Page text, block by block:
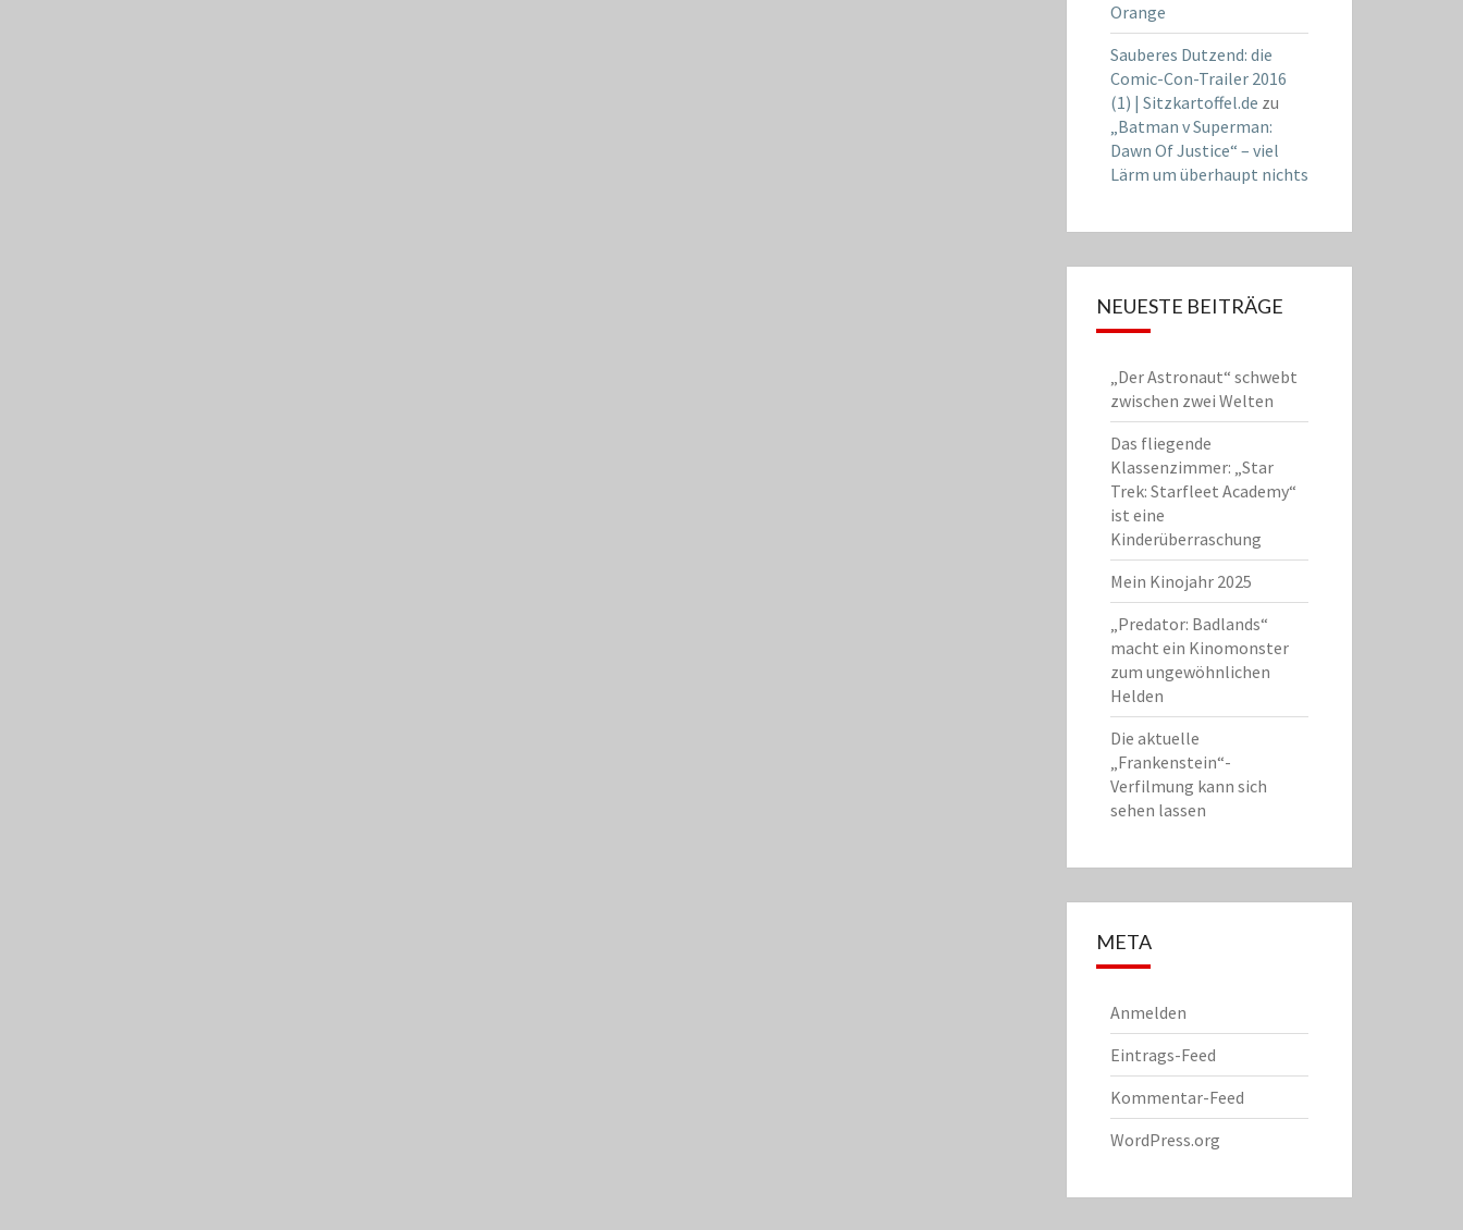
Orange
Sauberes Dutzend: die
Comic-Con-Trailer 2016
(1) | Sitzkartoffel.de zu
„Batman v Superman:
Dawn Of Justice“ – viel
Lärm um überhaupt nichts
NEUESTE BEITRÄGE
„Der Astronaut“ schwebt
zwischen zwei Welten
Das fliegende
Klassenzimmer: „Star
Trek: Starfleet Academy“
ist eine
Kinderüberraschung
Mein Kinojahr 2025
„Predator: Badlands“
macht ein Kinomonster
zum ungewöhnlichen
Helden
Die aktuelle
„Frankenstein“-
Verfilmung kann sich
sehen lassen
META
Anmelden
Eintrags-Feed
Kommentar-Feed
WordPress.org